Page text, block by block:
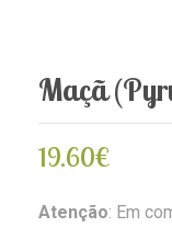
Maçã
19.60€
Atenção: Em